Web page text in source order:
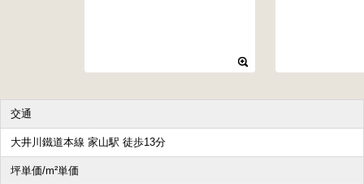
その他、こだわり条件で探す
交通
大井川鐵道本線 家山駅 徒歩13分
坪単価/m²単価